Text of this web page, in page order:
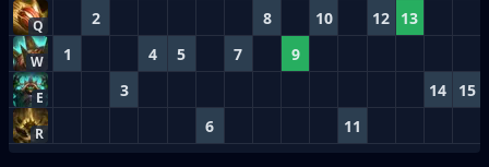
Q 2 8 10 12 13
W 1 4 5 7 9
E 3 14 15
R 6 11